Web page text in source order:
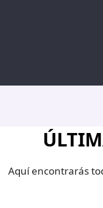
Aquí encontrarás